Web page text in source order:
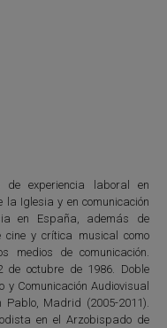
de experiencia laboral en
Iglesia y en comunicación
en España, además de
y crítica musical como
medios de comunicación.
de octubre de 1986. Doble
y Comunicación Audiovisual
Pablo, Madrid (2005-2011).
en el Arzobispado de